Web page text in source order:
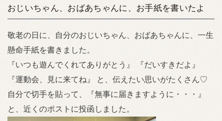
おじいちゃん、おばあちゃんに、お手紙を書いたよ
敬老の日に、自分のおじいちゃん、おばあちゃんに、一生
懸命手紙を書きました。
『いつも遊んでくれてありがとう』 『だいすきだよ』
『運動会、見に来てね』 と、伝えたい思いがたくさん♡
自分で切手を貼って、『無事に届きますように・・・』
と、近くのポストに投函しました。